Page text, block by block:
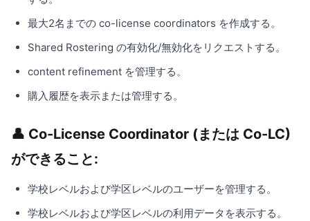
最大2名までの co-license coordinators を作成する。
Shared Rostering の有効化/無効化をリクエストする。
content refinement を管理する。
購入履歴を表示または管理する。
👤 Co-License Coordinator (または Co-LC)
ができること:
学校レベルおよび学区レベルのユーザーを管理する。
学校レベルおよび学区レベルの利用データを表示する。